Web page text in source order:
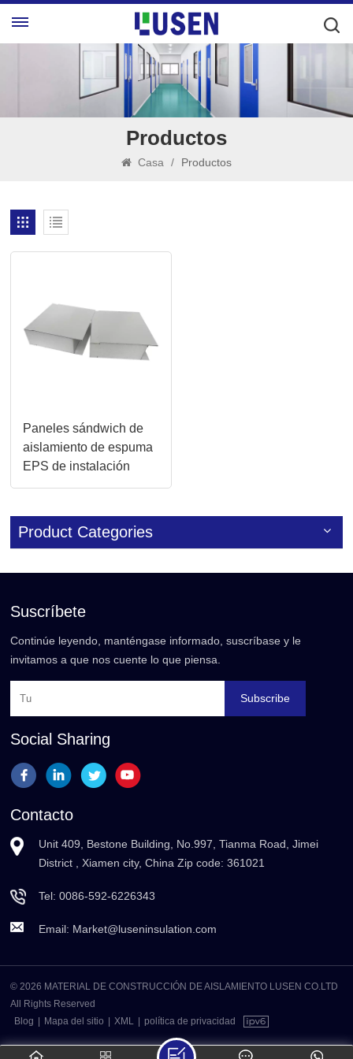
Productos
Casa / Productos
Paneles sándwich de
aislamiento de espuma
EPS de instalación
rápida para techos y
Product Categories
Suscríbete
Continúe leyendo, manténgase informado, suscríbase y le
invitamos a que nos cuente lo que piensa.
Subscribe
Social Sharing
Contacto
Unit 409, Bestone Building, No.997, Tianma Road, Jimei
District , Xiamen city, China Zip code: 361021
Tel:0086-592-6226343
Email: Market@luseninsulation.com
© 2026 MATERIAL DE CONSTRUCCIÓN DE AISLAMIENTO LUSEN CO.LTD
All Rights Reserved
Blog
Mapa del sitio XML política de privacidad